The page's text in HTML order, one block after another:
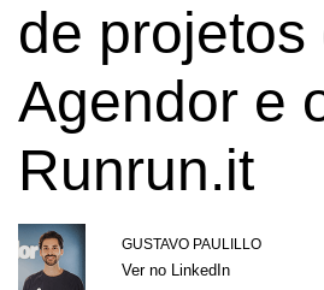
de projetos
Agendor e
Runrun.it
GUSTAVO PAULILLO
Ver no LinkedIn